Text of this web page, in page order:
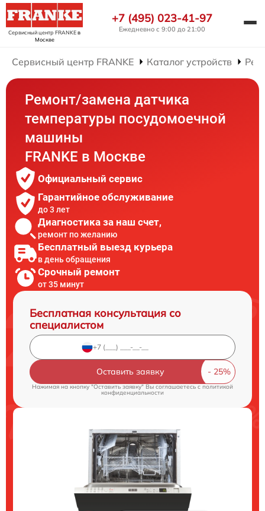
Сервисный центр FRANKEв
Москве
+7 (495) 023-41-97
Ежедневно с 9:00 до 21:00
Сервисный центр FRANKE Каталог устройств
Ремонт/замена датчика
температуры посудомоечной
машины
FRANKE в Москве
Официальный сервис
Гарантийное обслуживание
до 3 лет
Диагностика за наш счет,
ремонт по желанию
Бесплатный выезд курьера
в день обращения
Срочный ремонт
от 35 минут
Бесплатная консультация со
специалистом
Оставить заявку
Нажимая на кнопку "Оставить заявку" Вы соглашаетесь cполитикой
конфиденциальности